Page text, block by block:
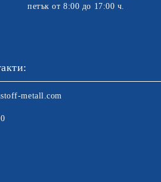
петък от 8:00 до 17:00 ч.
metall.com